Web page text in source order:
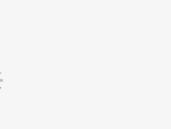
aanwezig. De broek is uitgerust
twee open steekzakken. Erg handig om